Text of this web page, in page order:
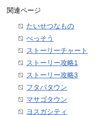
関連ページ
たいせつなもの
べっそう
ストーリーチャート
ストーリー攻略1
ストーリー攻略3
フタバタウン
マサゴタウン
ヨスガシティ